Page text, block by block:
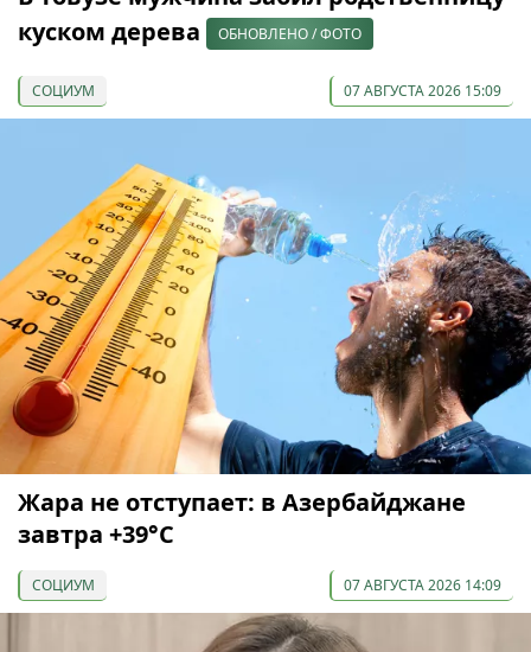
куском дерева
ОБНОВЛЕНО / ФОТО
СОЦИУМ 07 АВГУСТА 2026 15:09
Жара не отступает: в Азербайджане
завтра +39°С
СОЦИУМ 07 АВГУСТА 2026 14:09